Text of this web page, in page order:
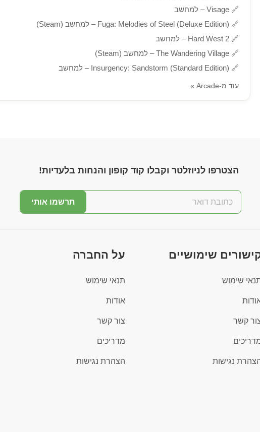
🔗 Visage – למחשב
🔗 Fuga: Melodies of Steel (Deluxe Edition) – למחשב (Steam)
🔗 Hard West 2 – למחשב
🔗 The Wandering Village – למחשב (Steam)
🔗 Insurgency: Sandstorm (Standard Edition) – למחשב
עוד מ-Arcade »
הצטרפו לניוזלטר וקבלו קוד קופון והנחות בלעדיות!
תרשמו אותי
שימושיים
שימוש
קשר
נגישות
על החברה
תנאי שימוש
אודות
צור קשר
מדריכים
הצהרת נגישות